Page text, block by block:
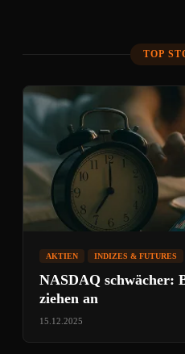
TOP
AKTIEN INDIZES & FUTURES
NASDAQ schwächer:
ziehen an
15.12.2025